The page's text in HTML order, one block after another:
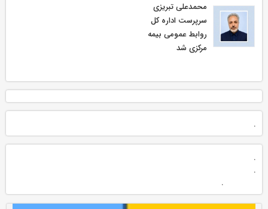
محمدعلی تبریزی
سرپرست اداره كل
روابط عمومی بیمه
مركزی شد
.
.
.
.